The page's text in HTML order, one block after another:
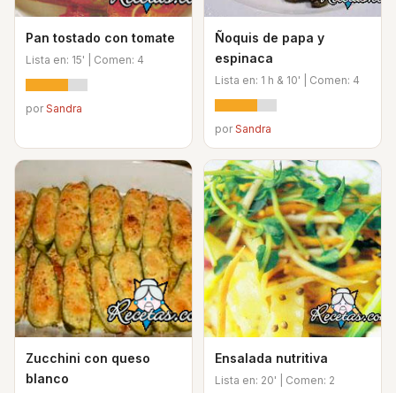
Pan tostado con tomate
Lista en: 15' | Comen: 4
porSandra
Ñoquis de papa y
espinaca
Lista en: 1 h & 10' | Comen: 4
porSandra
Zucchini con queso
blanco
Ensalada nutritiva
Lista en: 20' | Comen: 2